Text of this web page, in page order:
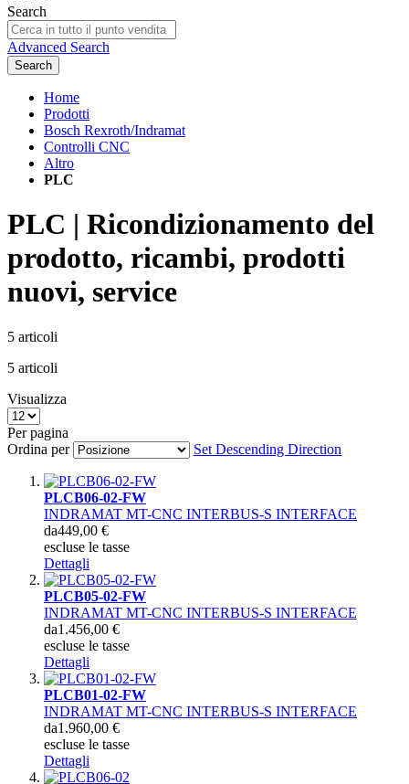
Search
Advanced Search
Search
Home
Prodotti
Bosch Rexroth/Indramat
Controlli CNC
Altro
PLC
PLC | Ricondizionamento del
prodotto, ricambi, prodotti
nuovi, service
5 articoli
5 articoli
Visualizza
Per pagina
Ordina per
Set Descending Direction
PLCB06-02-FW
INDRAMAT MT-CNC INTERBUS-S INTERFACE
da449,00 €
escluse le tasse
Dettagli
PLCB05-02-FW
INDRAMAT MT-CNC INTERBUS-S INTERFACE
da1.456,00 €
escluse le tasse
Dettagli
PLCB01-02-FW
INDRAMAT MT-CNC INTERBUS-S INTERFACE
da1.960,00 €
escluse le tasse
Dettagli